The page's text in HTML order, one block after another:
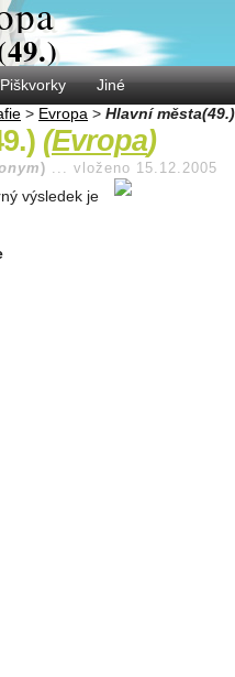
Piškvorky
Jiné
> Evropa > Hlavní města(49.)
(Evropa)
) ... vloženo 15.12.2005
výsledek je